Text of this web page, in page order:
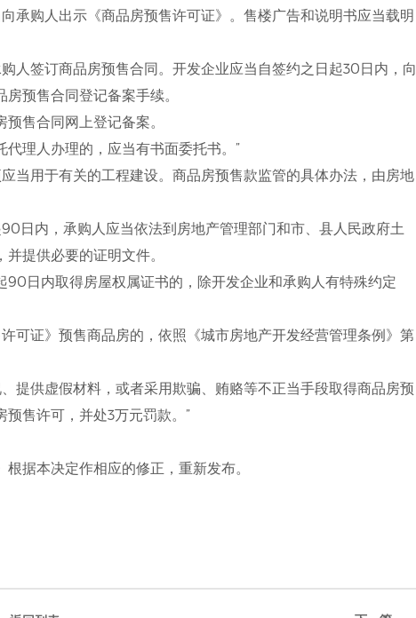
购人出示《商品房预售许可证》。售楼广告和说明书应当载明
签订商品房预售合同。开发企业应当自签约之日起30日内，向
预售合同登记备案手续。
售合同网上登记备案。
理人办理的，应当有书面委托书。”
用于有关的工程建设。商品房预售款监管的具体办法，由房地
日内，承购人应当依法到房地产管理部门和市、县人民政府土
提供必要的证明文件。
日内取得房屋权属证书的，除开发企业和承购人有特殊约定
证》预售商品房的，依照《城市房地产开发经营管理条例》第
供虚假材料，或者采用欺骗、贿赂等不正当手段取得商品房预
售许可，并处3万元罚款。”
据本决定作相应的修正，重新发布。